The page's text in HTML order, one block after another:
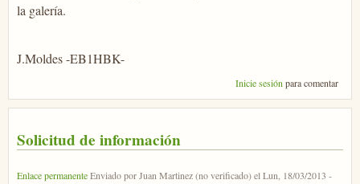
la galería.
J.Moldes -EB1HBK-
Inicie sesión para comentar
Solicitud de información
Enlace permanenteEnviado porJuan Martinez (no verificado)elLun, 18/03/2013 -